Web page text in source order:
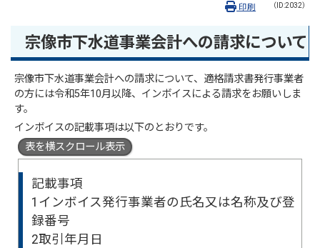
（ID:2032）
印刷
宗像市下水道事業会計への請求について
宗像市下水道事業会計への請求について、適格請求書発行事業者
の方には令和5年10月以降、インボイスによる請求をお願いしま
す。
インボイスの記載事項は以下のとおりです。
表を横スクロール表示
記載事項
1インボイス発行事業者の氏名又は名称及び登
録番号
2取引年月日